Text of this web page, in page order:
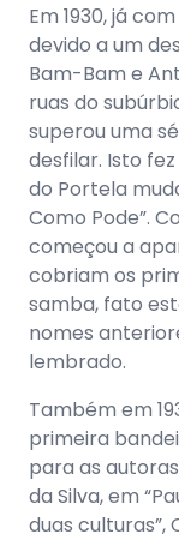
Em 1930, já
devido a um
Bam-Bam e
ruas do
superou uma
desfilar. Isto
do Portela
Como Pode”.
começou a
cobriam os
samba, fato
nomes
lembrado.
Também em
primeira
para as
da Silva, em
duas culturas”,